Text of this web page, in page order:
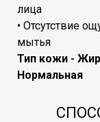
лица
• Отсутствие
мытья
Тип кожи -
Нормальная